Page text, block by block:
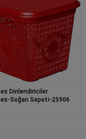
Dinlendiriciler
Soğan Sepeti-25906